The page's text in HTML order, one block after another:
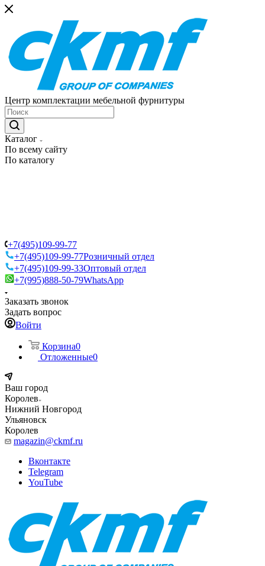
Центр комплектации мебельной фурнитуры
Каталог
По всему сайту
По каталогу
+7(495)109-99-77
+7(495)109-99-77Розничный отдел
+7(495)109-99-33Оптовый отдел
+7(995)888-50-79WhatsApp
Заказать звонок
Задать вопрос
Войти
Корзина0
Отложенные0
Ваш город
Королев
Нижний Новгород
Ульяновск
Королев
magazin@ckmf.ru
Вконтакте
Telegram
YouTube